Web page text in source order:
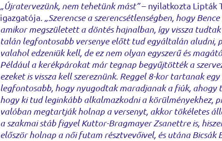
„Újratervezünk, nem tehetünk mást”– nyilatkozta Lipták
igazgatója. „Szerencse a szerencsétlenségben, hogy
amikor megszületett a döntés hajnalban, így vissza
talán legfontosabb versenye előtt tud egyáltalán aludni,
valahol edzeniük kell, de ez nem olyan egyszerű és
Például a kerékpárokat már tegnap begyűjtötték a
ezeket is vissza kell szereznünk. Reggel 8-kor tartanak
legfontosabb, hogy nyugodtak maradjanak a fiúk, ahogy
hogy ki tud leginkább alkalmazkodni a körülményekhez,
valóban megtartják holnap a versenyt, akkor tökéletes
a szakmai stáb figyel Kuttor-Bragmayer Zsanettre is,
először holnap a női futam résztvevőivel, és utána Bicsák